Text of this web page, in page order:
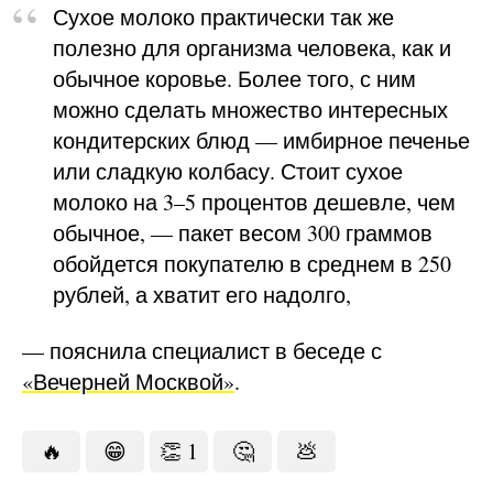
Сухое молоко практически так же
полезно для организма человека, как и
обычное коровье. Более того, с ним
можно сделать множество интересных
кондитерских блюд — имбирное печенье
или сладкую колбасу. Стоит сухое
молоко на 3–5 процентов дешевле, чем
обычное, — пакет весом 300 граммов
обойдется покупателю в среднем в 250
рублей, а хватит его надолго,
— пояснила специалист в беседе с
«Вечерней Москвой».
🔥 😁 👏 1 🤔 💩